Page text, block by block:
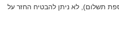
תשלום), לא ניתן להבטיח החזר על